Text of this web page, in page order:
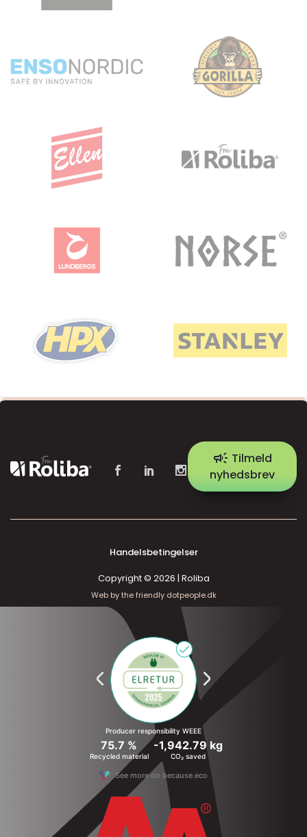
campaign Tilmeld
nyhedsbrev
Handelsbetingelser
Copyright © 2026 | Roliba
Web by the friendly dotpeople.dk